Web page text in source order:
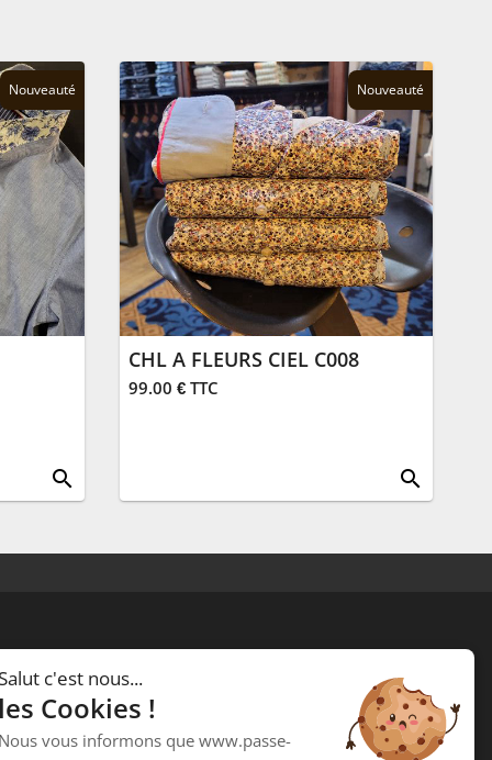
Nouveauté
search
Nouveauté
CHL A FLEURS CIEL C008
99.00 € TTC
search
34 ,Rue des forgerons
15000 Aurillac
Téléphone :04 71 48 09 58
c'est nous...
Cookies !
vous informons que www.passe-